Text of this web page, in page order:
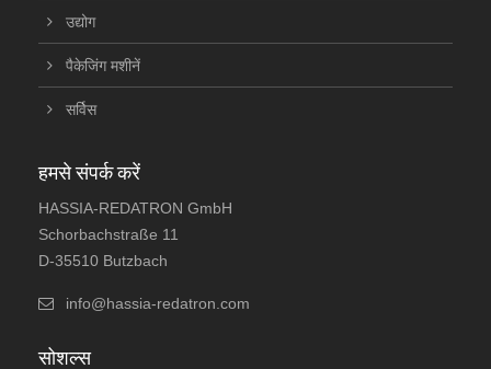
उद्योग
पैकेजिंग मशीनें
सर्विस
हमसे संपर्क करें
HASSIA-REDATRON GmbH
Schorbachstraße 11
D-35510 Butzbach
info@hassia-redatron.com
सोशल्स